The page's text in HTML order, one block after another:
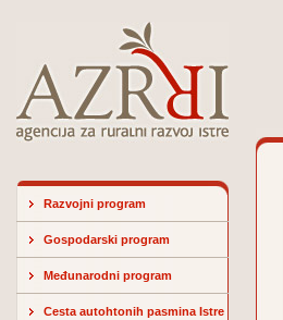
Razvojni program
Gospodarski program
Međunarodni program
Cesta autohtonih pasmina Istre